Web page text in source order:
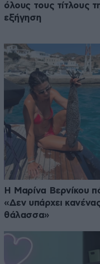
όλους τους τίτλους
εξήγηση
Η Μαρίνα Βερνίκου
«Δεν υπάρχει
θάλασσα»